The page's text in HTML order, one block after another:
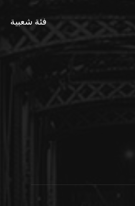
فئة شعبية